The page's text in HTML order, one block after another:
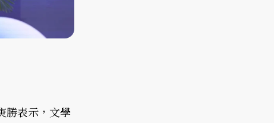
勝表示，文學